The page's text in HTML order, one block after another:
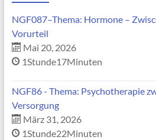
NGF087–Thema: Hormone –
Vorurteil
Mai 20, 2026
1Stunde17Minuten
NGF86 - Thema: Psychotherapie
Versorgung
März 31, 2026
1Stunde22Minuten